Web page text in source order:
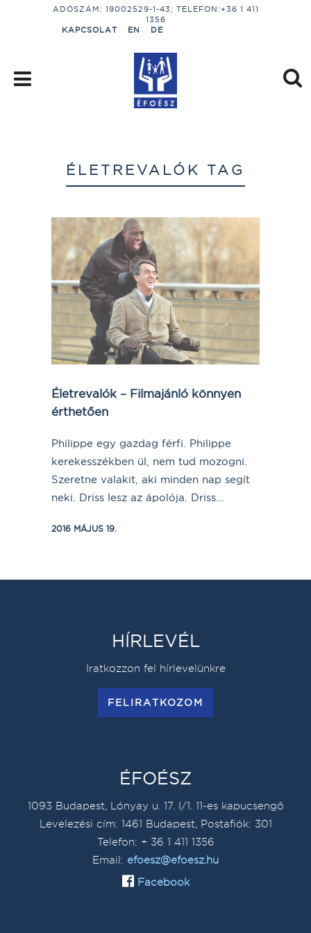
ADÓSZÁM: 19002529-1-43; TELEFON:+36 1 411
1356
KAPCSOLAT
EN DE
ÉLETREVALÓK TAG
Életrevalók – Filmajánló könnyen
érthetően
Philippe egy gazdag férfi. Philippe
kerekesszékben ül, nem tud mozogni.
Szeretne valakit, aki minden nap segít
neki. Driss lesz az ápolója. Driss...
2016 MÁJUS 19.
HÍRLEVÉL
Iratkozzon fel hírlevelünkre
FELIRATKOZOM
ÉFOÉSZ
1093 Budapest, Lónyay u. 17. I/1. 11-es kapucsengő
Levelezési cím: 1461 Budapest, Postafiók: 301
Telefon: + 36 1 411 1356
Email: efoesz@efoesz.hu
Facebook